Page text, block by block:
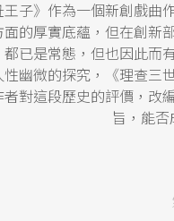
王子》作為一個新創戲
面的厚實底蘊，但在創新
都已是常態，但也因此而
性幽微的探究，《理查三
者對這段歷史的評價，改
旨，能